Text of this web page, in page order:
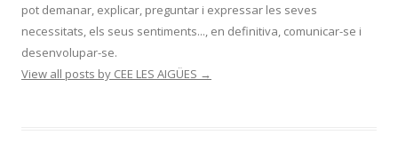
pot demanar, explicar, preguntar i expressar les seves
necessitats, els seus sentiments..., en definitiva, comunicar-se i
desenvolupar-se.
View all posts by CEE LES AIGÜES →